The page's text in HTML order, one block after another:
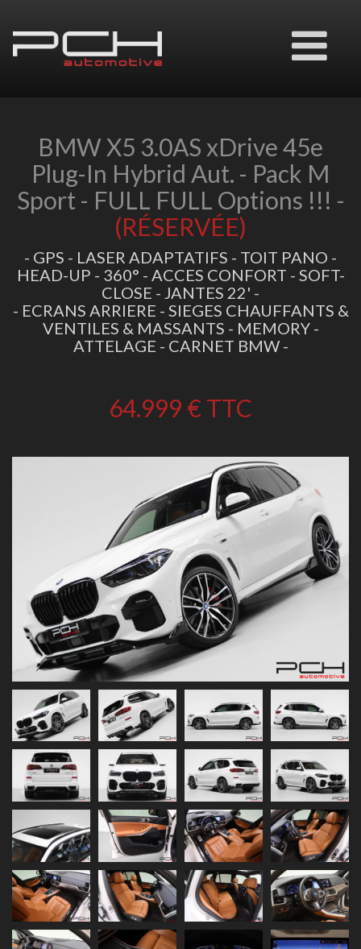
Ouvrir
le
BMW X5 3.0AS xDrive 45e
Plug-In Hybrid Aut. - Pack M
Sport - FULL FULL Options !!! -
(RÉSERVÉE)
- GPS - LASER ADAPTATIFS - TOIT PANO -
HEAD-UP - 360° - ACCES CONFORT - SOFT-
CLOSE - JANTES 22' -
- ECRANS ARRIERE - SIEGES CHAUFFANTS &
VENTILES & MASSANTS - MEMORY -
ATTELAGE - CARNET BMW -
64.999 € TTC